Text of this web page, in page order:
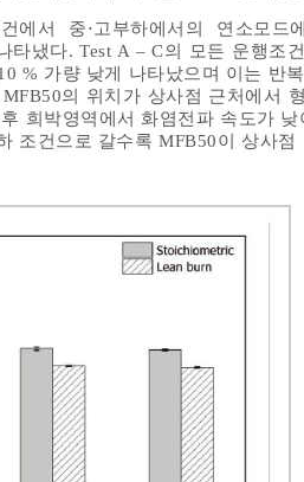
에서 중⋅고부하에서의 연소모
타냈다. Test A – C의 모든 운행
% 가량 낮게 나타났으며 이는 반
의 위치가 상사점 근처에서
희박영역에서 화염전파 속도가
조건으로 갈수록 MFB50이 상사